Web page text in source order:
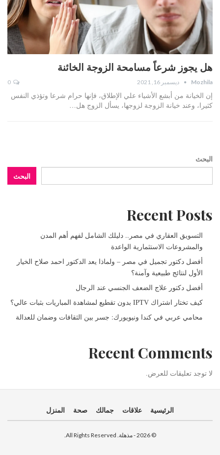
هل يجوز شرعاً مسامحة الزوجة الخائنة
Mozhila ديسمبر 16, 2021
إن الخيانة من أبشع الأشياء علي الإطلاق، فإنها حرام شرعا وتؤذي النفس
كثيرا، وعند خيانة الزوجة لزوجها، يسأل الزوج هل…
البحث
البحث
Recent Posts
التسويق العقاري في مصر.. دليلك الشامل لفهم أهم المدن
والمشروعات الاستثمارية الواعدة
أفضل دكتور تجميل في مصر – ولماذا يعد الدكتور احمد صلاح الخيار
الأول لنتائج طبيعية وآمنة؟
أفضل دكتور علاج الضعف الجنسي عند الرجال
كيف تختار اشتراك IPTV بدون تقطيع لمشاهدة المباريات بثبات عالي؟
محامي عربي في كندا ونيويورك: جسر بين الثقافات وضمان للعدالة
Recent Comments
لا توجد تعليقات للعرض.
الرئيسية علاقات جمالك صحة المنزل
© 2026 - مذهلة. All Rights Reserved.